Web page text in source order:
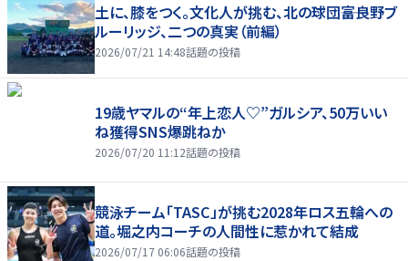
土に、膝をつく。文化人が挑む、北の球団――富良野ブ
ルーリッジ、二つの真実（前編）
2026/07/21 14:48話題の投稿
19歳ヤマルの“年上恋人♡”ガルシア、50万いい
ね獲得SNS爆跳ねか
2026/07/20 11:12話題の投稿
競泳チーム「TASC」が挑む2028年ロス五輪への
道。堀之内コーチの人間性に惹かれて結成
2026/07/17 06:06話題の投稿